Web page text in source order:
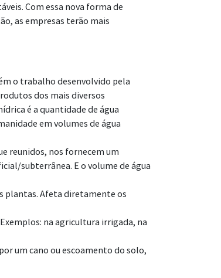
Com essa nova forma de
as empresas terão mais
o trabalho desenvolvido pela
dos mais diversos
é a quantidade de água
em volumes de água
reunidos, nos fornecem um
subterrânea. E o volume de água
plantas. Afeta diretamente os
na agricultura irrigada, na
um cano ou escoamento do solo,